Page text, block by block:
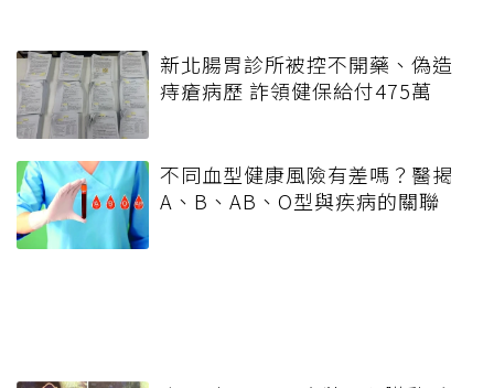
新北腸胃診所被控不開藥、偽造
痔瘡病歷 詐領健保給付475萬
不同血型健康風險有差嗎？醫揭
A、B、AB、O型與疾病的關聯